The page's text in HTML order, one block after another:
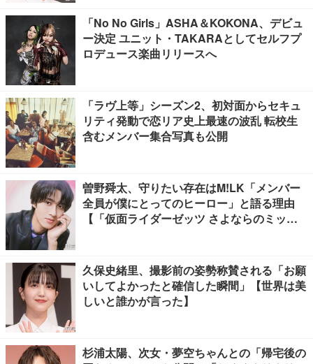
「No No Girls」ASHA＆KOKONA、デビュ
ー決定 ユニット・TAKARAとしてセルフプ
ロデュース楽曲リリースへ
「ラヴ上等」シーズン2、初対面からセキュ
リティ発動で恋リア史上最速の波乱 転校生
含むメンバー集合写真も公開
曽野舜太、守りたい存在はM!LK「メンバー
全員が僕にとってのヒーロー」と語る理由
【「仮面ライダーゼッツ さよならのミッシ
久保史緒里、撮影前の姿勢称賛される「お願
いしてよかったと確信した瞬間」【世界は美
しいと誰かが言った】
杉浦太陽、次女・夢空ちゃんとの「帰宅後の